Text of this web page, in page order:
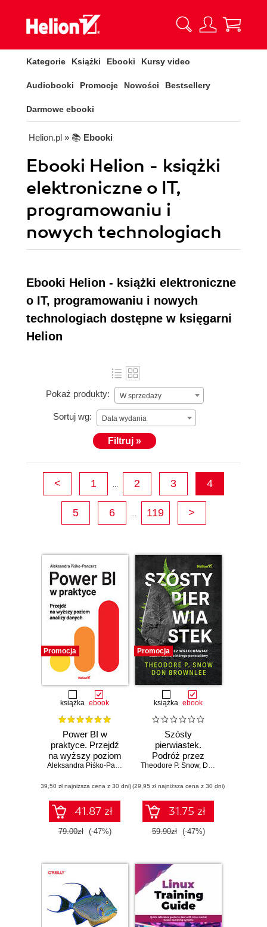
Kategorie Książki Ebooki Kursy video
Audiobooki Promocje Nowości Bestsellery
Darmowe ebooki
Helion.pl » 📚 Ebooki
Ebooki Helion - książki
elektroniczne o IT,
programowaniu i
nowych technologiach
Ebooki Helion - książki elektroniczne
o IT, programowaniu i nowych
technologiach dostępne w księgarni
Helion
Pokaż produkty: W sprzedaży
Sortuj wg: Data wydania
Filtruj »
< 1 ... 2 3 4
5 6 ... 119 >
Promocja
książka ebook
Power BI w
praktyce. Przejdź
na wyższy poziom
analizy danych Aleksandra Piśko-Pancerz
(39,50 zł najniższa cena z 30 dni)
41.87 zł
79.00zł (-47%)
Promocja
książka ebook
Szósty
pierwiastek.
Podróż przez
Wszechświat
którego
powstaliśmy
Theodore P. Snow, Don Brownlee
(29,95 zł najniższa cena z 30 dni)
31.75 zł
59.90zł (-47%)